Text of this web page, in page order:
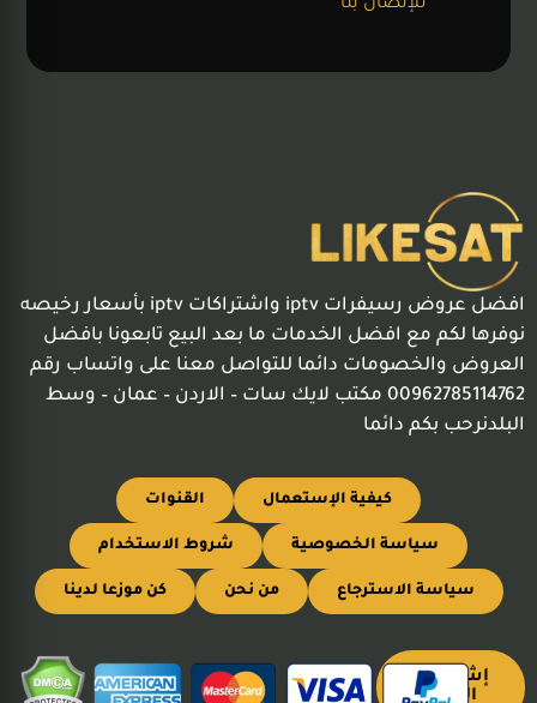
للإتصال بنا
افضل عروض رسيفرات iptv واشتراكات iptv بأسعار رخيصه
نوفرها لكم مع افضل الخدمات ما بعد البيع تابعونا بافضل
العروض والخصومات دائما للتواصل معنا على واتساب رقم
00962785114762 مكتب لايك سات – الاردن – عمان – وسط
البلدنرحب بكم دائما
كيفية الإستعمال القنوات
سياسة الخصوصية شروط الاستخدام
سياسة الاسترجاع من نحن كن موزعا لدينا
إشترك
الآن